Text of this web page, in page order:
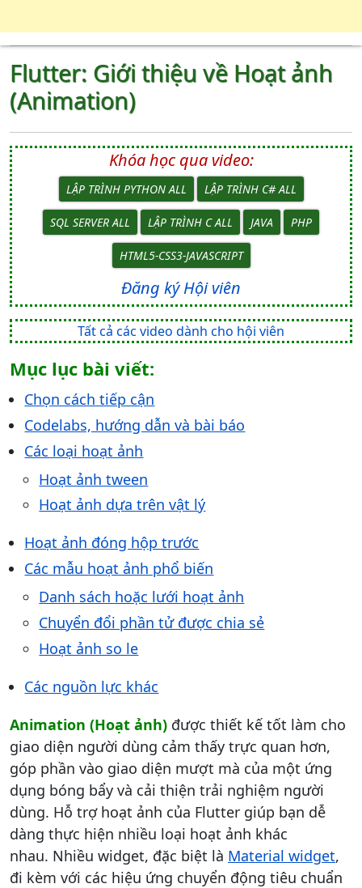
Flutter: Giới thiệu về Hoạt ảnh
(Animation)
Khóa học qua video:
LẬP TRÌNH PYTHON ALL LẬP TRÌNH C# ALL
SQL SERVER ALL LẬP TRÌNH C ALL JAVA PHP
HTML5-CSS3-JAVASCRIPT
Đăng ký Hội viên
Tất cả các video dành cho hội viên
Mục lục bài viết:
Chọn cách tiếp cận
Codelabs, hướng dẫn và bài báo
Các loại hoạt ảnh
Hoạt ảnh tween
Hoạt ảnh dựa trên vật lý
Hoạt ảnh đóng hộp trước
Các mẫu hoạt ảnh phổ biến
Danh sách hoặc lưới hoạt ảnh
Chuyển đổi phần tử được chia sẻ
Hoạt ảnh so le
Các nguồn lực khác
Animation (Hoạt ảnh) được thiết kế tốt làm cho
giao diện người dùng cảm thấy trực quan hơn,
góp phần vào giao diện mượt mà của một ứng
dụng bóng bẩy và cải thiện trải nghiệm người
dùng. Hỗ trợ hoạt ảnh của Flutter giúp bạn dễ
dàng thực hiện nhiều loại hoạt ảnh khác
nhau. Nhiều widget, đặc biệt là Material widget,
đi kèm với các hiệu ứng chuyển động tiêu chuẩn